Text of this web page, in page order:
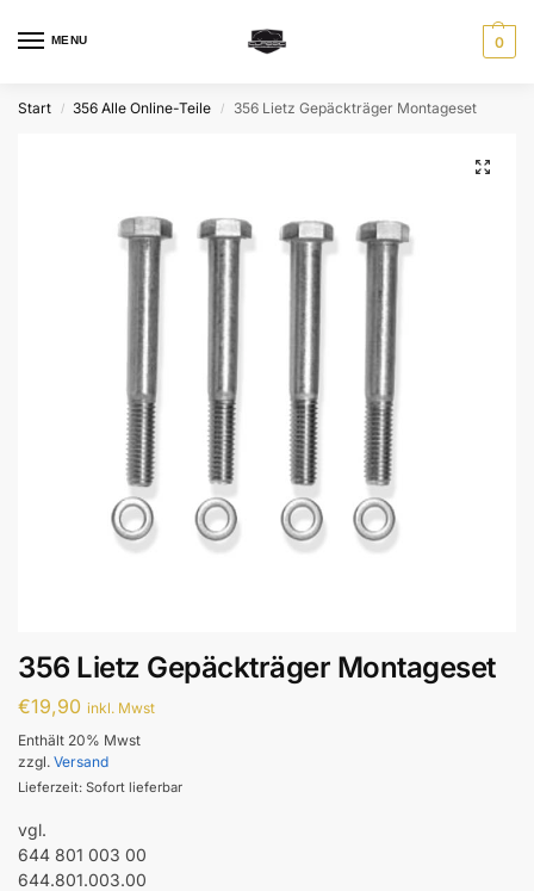
MENU 0
Start / 356 Alle Online-Teile / 356 Lietz Gepäckträger Montageset
356 Lietz Gepäckträger Montageset
€19,90 inkl. Mwst
Enthält 20% Mwst
zzgl. Versand
Lieferzeit: Sofort lieferbar
vgl.
644 801 003 00
644.801.003.00